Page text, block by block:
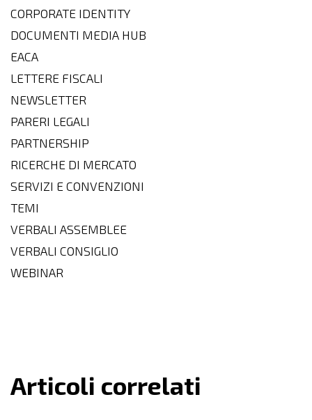
CORPORATE IDENTITY
DOCUMENTI MEDIA HUB
EACA
LETTERE FISCALI
NEWSLETTER
PARERI LEGALI
PARTNERSHIP
RICERCHE DI MERCATO
SERVIZI E CONVENZIONI
TEMI
VERBALI ASSEMBLEE
VERBALI CONSIGLIO
WEBINAR
Articoli correlati